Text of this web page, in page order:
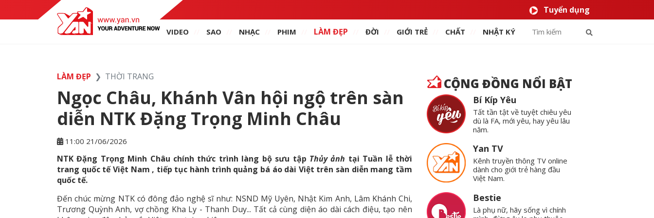
Tuyển dụng
VIDEO SAO NHẠC PHIM LÀM ĐẸP ĐỜI GIỚI TRẺ CHẤT NHẬT KÝ
LÀM ĐẸP THỜI TRANG
Ngọc Châu, Khánh Vân hội ngộ trên sàn
diễn NTK Đặng Trọng Minh Châu
11:00 21/06/2026
NTK Đặng Trọng Minh Châu chính thức trình làng bộ sưu tập Thủy ảnh tại Tuần lễ thời
trang quốc tế Việt Nam , tiếp tục hành trình quảng bá áo dài Việt trên sàn diễn mang tầm
quốc tế.
Đến chúc mừng NTK có đông đảo nghệ sĩ như: NSND Mỹ Uyên, Nhật Kim Anh, Lâm Khánh Chi,
Trương Quỳnh Anh, vợ chồng Kha Ly - Thanh Duy... Tất cả cùng diện áo dài cách điệu, tạo nên
CỘNG ĐỒNG NỔI BẬT
Bí Kíp Yêu
Tất tần tật về tuyệt chiêu yêu
dù là FA, mới yêu, hay yêu lâu
năm.
Yan TV
Kênh truyền thông TV online
dành cho giới trẻ hàng đầu
Việt Nam.
Bestie
Là phụ nữ, hãy sống vì chính